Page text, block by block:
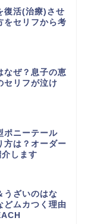
復活(治療)させ
をセリフから考
なぜ？息子の恵
セリフが泣け
ポニーテール
方は？オーダー
します
うざいのはな
どムカつく理由